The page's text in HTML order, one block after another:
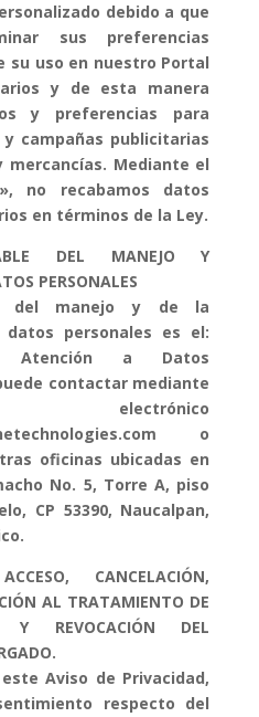
debido a que
sus preferencias
su uso en nuestro Portal
y de esta manera
y preferencias para
campañas publicitarias
mercancías. Mediante el
no recabamos datos
en términos de la Ley.
DEL MANEJO Y
PERSONALES
del manejo y de la
personales es el:
Atención a Datos
contactar mediante
o
oficinas ubicadas en
No. 5, Torre A, piso
CP 53390, Naucalpan,
CANCELACIÓN,
AL TRATAMIENTO DE
Y REVOCACIÓN DEL
Aviso de Privacidad,
respecto del